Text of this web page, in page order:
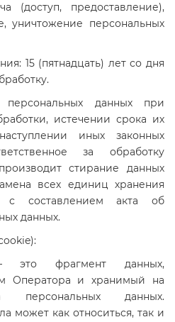
(доступ, предоставление),
уничтожение персональных
15 (пятнадцать) лет со дня
персональных данных при
истечении срока их
иных законных
за обработку
стирание данных
всех единиц хранения
составлением акта об
данных.
это фрагмент данных,
Оператора и хранимый на
персональных данных.
может как относиться, так и